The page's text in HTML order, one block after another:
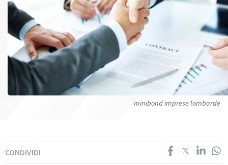
minibond imprese lombarde
CONDIVIDI